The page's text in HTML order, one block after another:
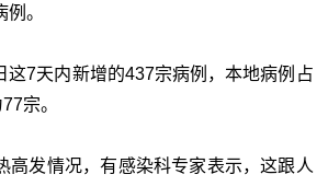
。
这7天内新增的437宗病例，本地病例占
宗。
高发情况，有感染科专家表示，这跟人